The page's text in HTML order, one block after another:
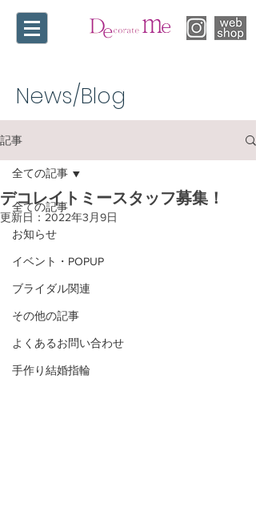
News/Blog​
記事
全ての記事
お知らせ
イベント・POPUP
ブライダル関連
その他の記事
よくあるお問い合わせ
手作り結婚指輪
全ての記事
デコレイトミースタッフ募集！
更新日： 2022年3月9日